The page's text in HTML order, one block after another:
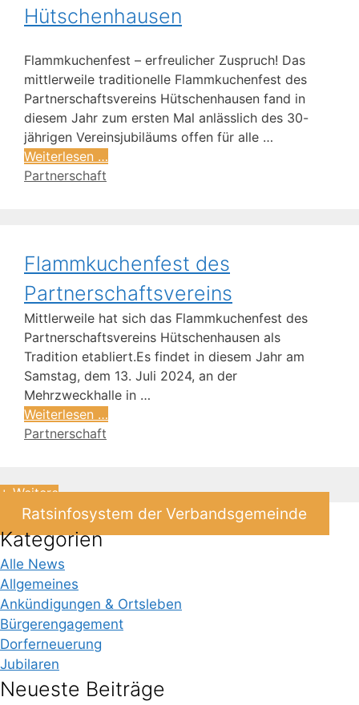
Hütschenhausen
Flammkuchenfest – erfreulicher Zuspruch! Das
mittlerweile traditionelle Flammkuchenfest des
Partnerschaftsvereins Hütschenhausen fand in
diesem Jahr zum ersten Mal anlässlich des 30-
jährigen Vereinsjubiläums offen für alle …
Weiterlesen …
Partnerschaft
Flammkuchenfest des
Partnerschaftsvereins
Mittlerweile hat sich das Flammkuchenfest des
Partnerschaftsvereins Hütschenhausen als
Tradition etabliert.Es findet in diesem Jahr am
Samstag, dem 13. Juli 2024, an der
Mehrzweckhalle in …
Weiterlesen …
Partnerschaft
+ Weitere
Ratsinfosystem der Verbandsgemeinde
Kategorien
Alle News
Allgemeines
Ankündigungen & Ortsleben
Bürgerengagement
Dorferneuerung
Jubilaren
Neueste Beiträge